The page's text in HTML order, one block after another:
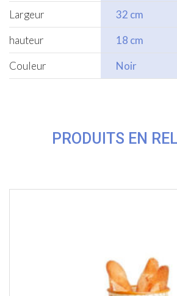
Largeur
32 cm
hauteur
18 cm
Couleur
Noir
PRODUITS EN